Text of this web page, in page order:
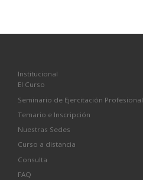
Institucional
El Curso
Seminario de Ejercitación Profesional
Temario e Inscripción
Nuestras Sedes
Curso a distancia
Consulta
FAQ